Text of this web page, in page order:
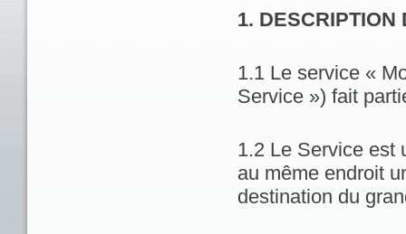
1. DESCRIPTION
1.1 Le service «
Service ») fait
1.2 Le Service est
au même endroit
destination du